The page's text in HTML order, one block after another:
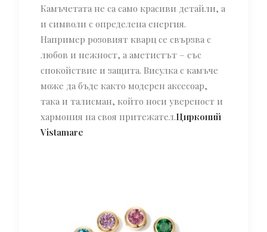
Камъчетата не са само красиви детайли, а
и символи с определена енергия.
Например розовият кварц се свързва с
любов и нежност, а аметистът – със
спокойствие и защита. Висулка с камъче
може да бъде както модерен аксесоар,
така и талисман, който носи увереност и
хармония на своя притежател.Цирконий
Vistamare